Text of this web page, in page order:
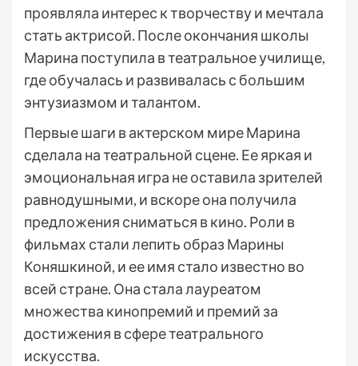
проявляла интерес к творчеству и мечтала
стать актрисой. После окончания школы
Марина поступила в театральное училище,
где обучалась и развивалась с большим
энтузиазмом и талантом.
Первые шаги в актерском мире Марина
сделала на театральной сцене. Ее яркая и
эмоциональная игра не оставила зрителей
равнодушными, и вскоре она получила
предложения сниматься в кино. Роли в
фильмах стали лепить образ Марины
Коняшкиной, и ее имя стало известно во
всей стране. Она стала лауреатом
множества кинопремий и премий за
достижения в сфере театрального
искусства.